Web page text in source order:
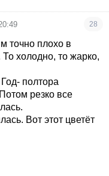
28
точно плохо в
То холодно, то жарко,
полтора
резко все
Вот этот цветёт